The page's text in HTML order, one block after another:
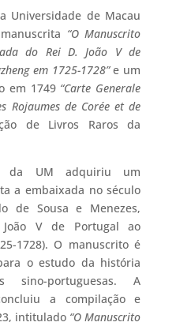
Universidade de Macau
“O Manuscrito
do Rei D. João V de
em 1725-1728”e um
em 1749 “Carte Generale
Rojaumes de Corée et de
de Livros Raros da
da UM adquiriu um
a embaixada no século
de Sousa e Menezes,
V de Portugal ao
1728). O manuscrito é
o estudo da história
sino-portuguesas. A
a compilação e
intitulado “O Manuscrito